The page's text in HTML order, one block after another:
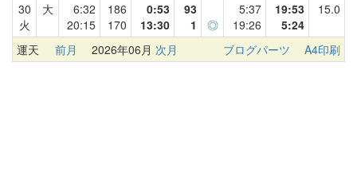
30
火
大
6:32
20:15
186
170
0:53
13:30
93
1
◎
5:37
19:26
19:53
5:24
15.0
運天 前月 2026年06月 次月 ブログパーツ A4印刷